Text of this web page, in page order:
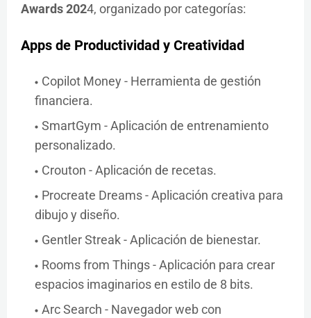
Awards 2024, organizado por categorías:
Apps de Productividad y Creatividad
Copilot Money - Herramienta de gestión
financiera.
SmartGym - Aplicación de entrenamiento
personalizado.
Crouton - Aplicación de recetas.
Procreate Dreams - Aplicación creativa para
dibujo y diseño.
Gentler Streak - Aplicación de bienestar.
Rooms from Things - Aplicación para crear
espacios imaginarios en estilo de 8 bits.
Arc Search - Navegador web con